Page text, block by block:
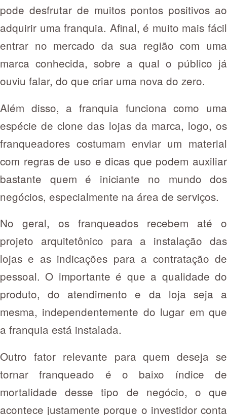
pode desfrutar de muitos pontos positivos ao
adquirir uma franquia. Afinal, é muito mais fácil
entrar no mercado da sua região com uma
marca conhecida, sobre a qual o público já
ouviu falar, do que criar uma nova do zero.
Além disso, a franquia funciona como uma
espécie de clone das lojas da marca, logo, os
franqueadores costumam enviar um material
com regras de uso e dicas que podem auxiliar
bastante quem é iniciante no mundo dos
negócios, especialmente na área de serviços.
No geral, os franqueados recebem até o
projeto arquitetônico para a instalação das
lojas e as indicações para a contratação de
pessoal. O importante é que a qualidade do
produto, do atendimento e da loja seja a
mesma, independentemente do lugar em que
a franquia está instalada.
Outro fator relevante para quem deseja se
tornar franqueado é o baixo índice de
mortalidade desse tipo de negócio, o que
acontece justamente porque o investidor conta